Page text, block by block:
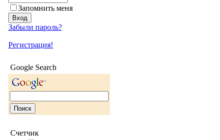
Запомнить меня
Забыли пароль?
Регистрация!
Google Search
Счетчик